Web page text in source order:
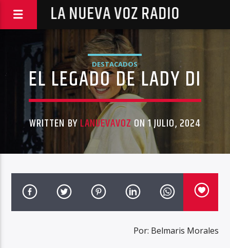
LA NUEVA VOZ RADIO
DESTACADOS
EL LEGADO DE LADY DI
WRITTEN BYLANUEVAVOZON 1 JULIO, 2024
Por: Belmaris Morales